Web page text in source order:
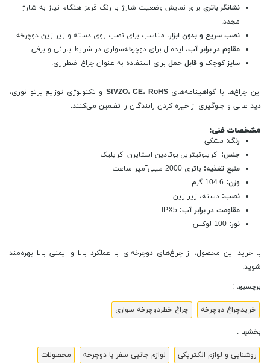
نشانگر باتری برای نمایش وضعیت شارژ با رنگ قرمز هنگام نیاز به شارژ
مجدد.
نصب سریع و بدون ابزار، مناسب برای نصب روی دسته و زیر زین دوچرخه.
مقاوم در برابر آب، ایده‌آل برای دوچرخه‌سواری در شرایط بارانی و برفی.
سایز کوچک و قابل حمل برای استفاده به عنوان چراغ اضطراری.
این چراغ‌ها با گواهینامه‌هایStVZO، CE، RoHS و تکنولوژی توزیع پرتو نوری،
دید عالی و جلوگیری از خیره کردن رانندگان را تضمین می‌کنند.
مشخصات فنی:
رنگ: مشکی
جنس: اکریلونیتریل بوتادین استایرن اکریلیک
منبع تغذیه: باتری 2000 میلی‌آمپر ساعت
وزن:
نصب: دسته، زیر زین
مقاومت در برابر آب:
نور:
با خرید این محصول، از چراغ‌های دوچرخه‌ای با عملکرد بالا و ایمنی بالا بهره‌مند
شوید.
برچسبها :
خریدچراغ دوچرخه چراغ خطردوچرخه سواری
بخشها :
روشنایی و لوازم الکتریکی لوازم جانبی سفر با دوچرخه محصولات